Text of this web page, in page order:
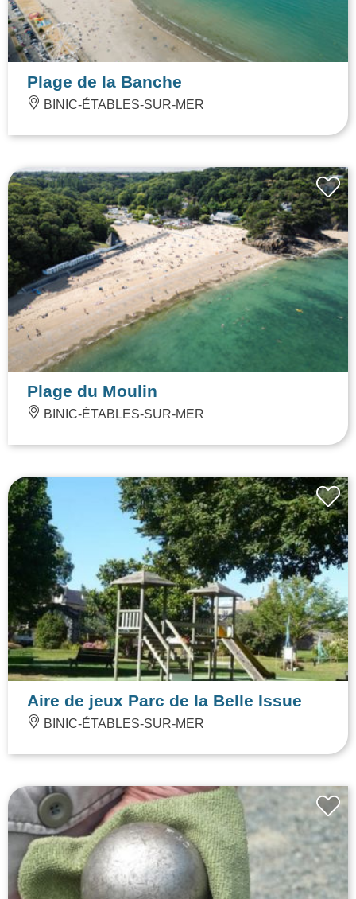
Plage de la Banche
BINIC-ÉTABLES-SUR-MER
Plage du Moulin
BINIC-ÉTABLES-SUR-MER
Aire de jeux Parc de la Belle Issue
BINIC-ÉTABLES-SUR-MER